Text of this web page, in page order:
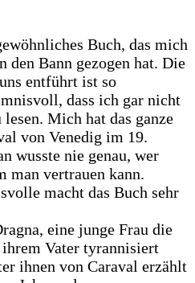
Buch, das mich
den Bann gezogen hat. Die
entführt ist so
dass ich gar nicht
Mich hat das ganze
von Venedig im 19.
wusste nie genau, wer
man vertrauen kann.
macht das Buch sehr
eine junge Frau die
Vater tyrannisiert
ihnen von Caraval erzählt